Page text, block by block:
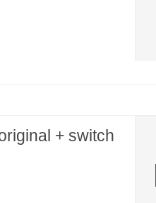
+ switch